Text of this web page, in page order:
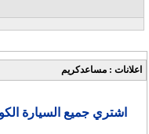
اعلانات : مساعدكريم
اشتري جميع السيارة